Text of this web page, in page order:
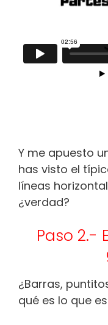
Y me apuesto
has visto el
líneas
¿verdad?
Paso 2.-
¿Barras,
qué es lo que